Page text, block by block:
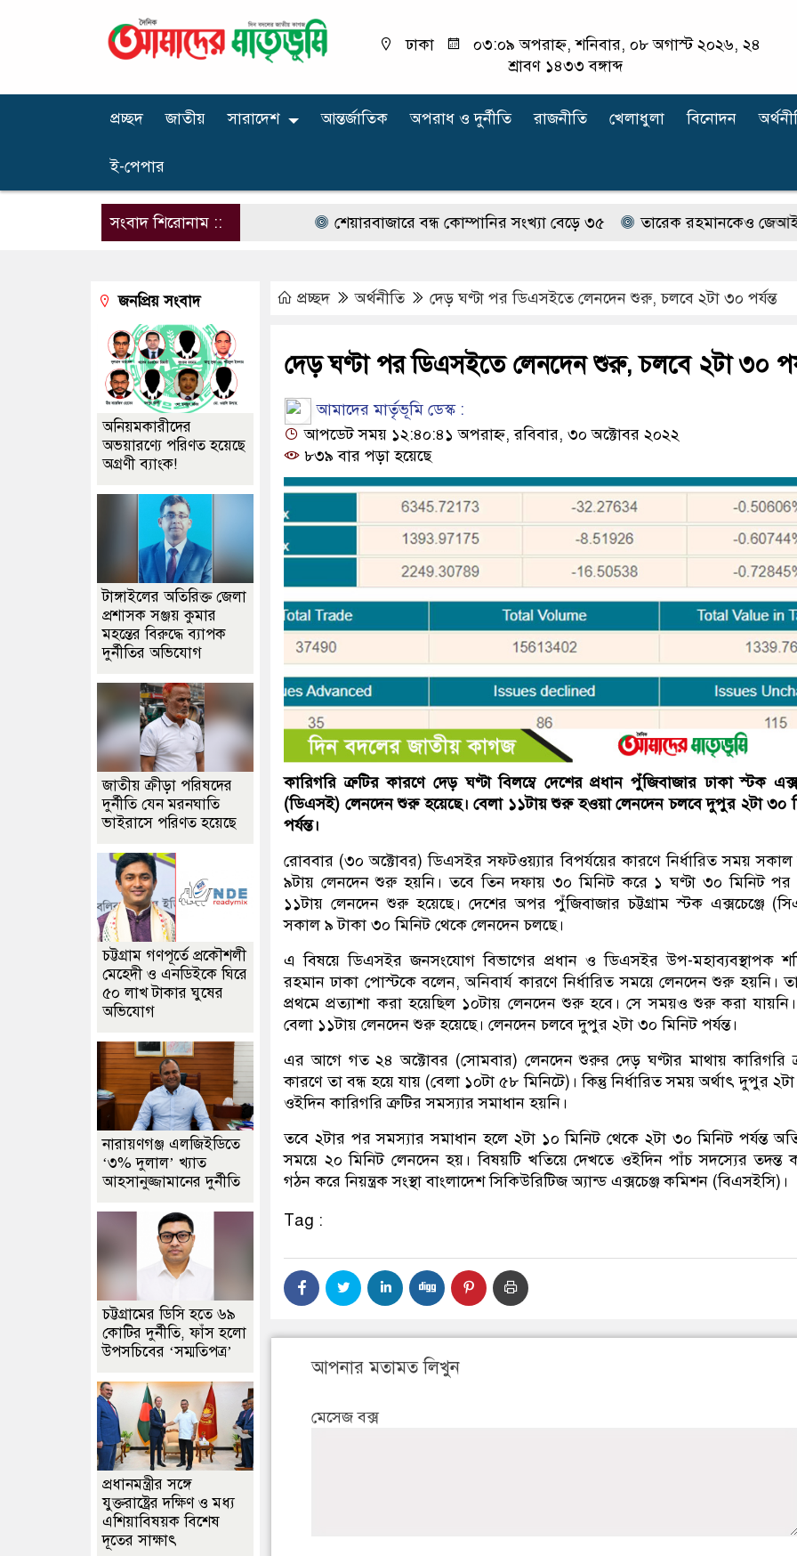
ঢাকা
০৩:০৯ অপরাহ্ন, শনিবার, ০৮ অগাস্ট ২০২৬, ২৪
শ্রাবণ ১৪৩৩ বঙ্গাব্দ
প্রচ্ছদ জাতীয় সারাদেশ আন্তর্জাতিক অপরাধ ‍ও দুর্নীতি রাজনীতি খেলাধুলা বিনোদন
ই-পেপার
সংবাদ শিরোনাম :: শেয়ারবাজারে বন্ধ কোম্পানির সংখ্যা বেড়ে ৩৫ তারেক রহমানকেও জেআইসি সেলে
প্রচ্ছদ অর্থনীতি দেড় ঘণ্টা পর ডিএসইতে লেনদেন শুরু, চলবে ২টা ৩০ পর্যন্ত
দেড় ঘণ্টা পর ডিএসইতে লেনদেন শুরু, চলবে ২টা ৩০
আমাদের মার্তৃভূমি ডেস্ক :
আপডেট সময় ১২:৪০:৪১ অপরাহ্ন, রবিবার, ৩০ অক্টোবর ২০২২
৮৩৯ বার পড়া হয়েছে
কারিগরি ত্রুটির কারণে দেড় ঘণ্টা বিলম্বে দেশের প্রধান পুঁজিবাজার ঢাকা স্টক
(ডিএসই) লেনদেন শুরু হয়েছে। বেলা ১১টায় শুরু হওয়া লেনদেন চলবে দুপুর ২টা ৩০
পর্যন্ত।
রোববার (৩০ অক্টোবর) ডিএসইর সফটওয়্যার বিপর্যয়ের কারণে নির্ধারিত সময় সকাল
৯টায় লেনদেন শুরু হয়নি। তবে তিন দফায় ৩০ মিনিট করে ১ ঘণ্টা ৩০ মিনিট পর
১১টায় লেনদেন শুরু হয়েছে। দেশের অপর পুঁজিবাজার চট্টগ্রাম স্টক এক্সচেঞ্জে
সকাল ৯ টাকা ৩০ মিনিট থেকে লেনদেন চলছে।
এ বিষয়ে ডিএসইর জনসংযোগ বিভাগের প্রধান ও ডিএসইর উপ-মহাব্যবস্থাপক
রহমান ঢাকা পোস্টকে বলেন, অনিবার্য কারণে নির্ধারিত সময়ে লেনদেন শুরু হয়নি।
প্রথমে প্রত্যাশা করা হয়েছিল ১০টায় লেনদেন শুরু হবে। সে সময়ও শুরু করা
বেলা ১১টায় লেনদেন শুরু হয়েছে। লেনদেন চলবে দুপুর ২টা ৩০ মিনিট পর্যন্ত।
এর আগে গত ২৪ অক্টোবর (সোমবার) লেনদেন শুরুর দেড় ঘণ্টার মাথায় কারিগরি
কারণে তা বন্ধ হয়ে যায় (বেলা ১০টা ৫৮ মিনিটে)। কিন্তু নির্ধারিত সময় অর্থাৎ দুপুর ২টা
ওইদিন কারিগরি ত্রুটির সমস্যার সমাধান হয়নি।
তবে ২টার পর সমস্যার সমাধান হলে ২টা ১০ মিনিট থেকে ২টা ৩০ মিনিট পর্যন্ত
সময়ে ২০ মিনিট লেনদেন হয়। বিষয়টি খতিয়ে দেখতে ওইদিন পাঁচ সদস্যের তদন্ত
গঠন করে নিয়ন্ত্রক সংস্থা বাংলাদেশ সিকিউরিটিজ অ্যান্ড এক্সচেঞ্জ কমিশন (বিএসইসি)।
Tag :
আপনার মতামত লিখুন
মেসেজ বক্স
জনপ্রিয় সংবাদ
অনিয়মকারীদের
অভয়ারণ্যে পরিণত হয়েছে
অগ্রণী ব্যাংক!
টাঙ্গাইলের অতিরিক্ত জেলা
প্রশাসক সঞ্জয় কুমার
মহন্তের বিরুদ্ধে ব্যাপক
দুর্নীতির অভিযোগ
জাতীয় ক্রীড়া পরিষদের
দুর্নীতি যেন মরনঘাতি
ভাইরাসে পরিণত হয়েছে
চট্টগ্রাম গণপূর্তে প্রকৌশলী
মেহেদী ও এনডিইকে ঘিরে
৫০ লাখ টাকার ঘুষের
অভিযোগ
নারায়ণগঞ্জ এলজিইডিতে
‘৩% দুলাল’ খ্যাত
আহসানুজ্জামানের দুর্নীতি
চট্টগ্রামের ডিসি হতে ৬৯
কোটির দুর্নীতি, ফাঁস হলো
উপসচিবের ‘সম্মতিপত্র’
প্রধানমন্ত্রীর সঙ্গে
যুক্তরাষ্ট্রের দক্ষিণ ও মধ্য
এশিয়াবিষয়ক বিশেষ
দূতের সাক্ষাৎ